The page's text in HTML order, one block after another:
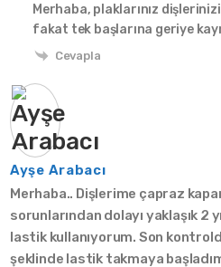
Merhaba, plaklarınız
fakat tek başlarına geriye
Cevapla
Ayşe Arabacı
Merhaba.. Dişlerime çapraz
sorunlarından dolayı yaklaşık 2
lastik kullanıyorum. Son
şeklinde lastik takmaya